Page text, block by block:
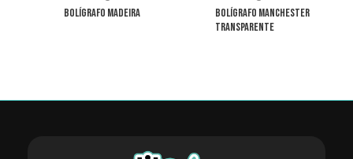
Bolígrafo Madeira
pueden
de
Bolígrafo Manchester
Transparente
pueden
elegir
de